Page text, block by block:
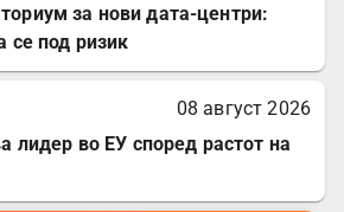
за нови дата-центри:
се под ризик
08 август 2026
лидер во ЕУ според растот на